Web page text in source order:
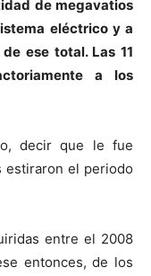
de megavatios
eléctrico y a
ese total. Las 11
a los
decir que le fue
estiraron el periodo
entre el 2008
entonces, de los